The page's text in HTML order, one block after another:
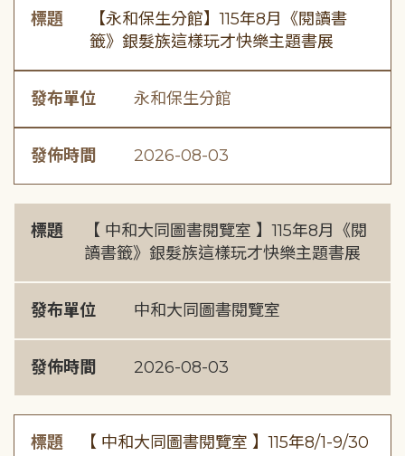
標題
【永和保生分館】115年8月《閱讀書
籤》銀髮族這樣玩才快樂主題書展
發布單位 永和保生分館
發佈時間 2026-08-03
標題
【 中和大同圖書閱覽室 】115年8月《閱
讀書籤》銀髮族這樣玩才快樂主題書展
發布單位 中和大同圖書閱覽室
發佈時間 2026-08-03
標題
【 中和大同圖書閱覽室 】115年8/1-9/30